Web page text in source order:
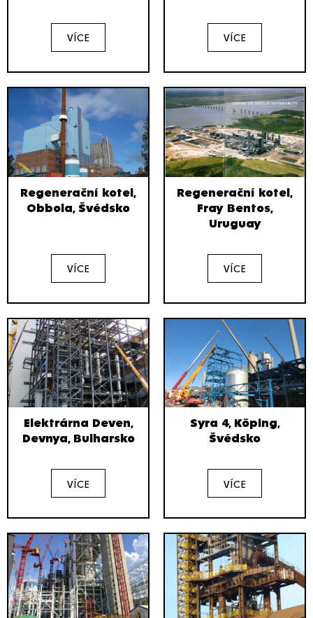
VÍCE VÍCE
Regenerační kotel,
Obbola, Švédsko
VÍCE
Regenerační kotel,
Fray Bentos,
Uruguay
VÍCE
Elektrárna Deven,
Devnya, Bulharsko
VÍCE
Syra 4, Köping,
Švédsko
VÍCE